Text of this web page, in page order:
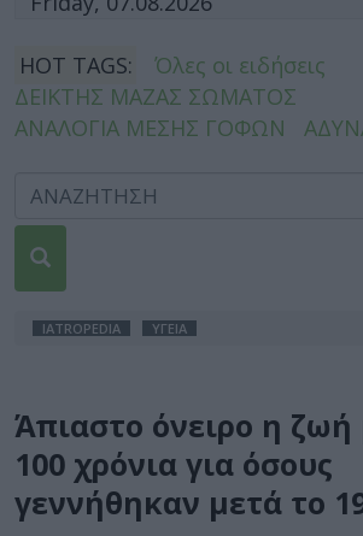
HOT TAGS:
Όλες οι ειδήσεις
ΔΕΙΚΤΗΣ ΜΑΖΑΣ ΣΩΜΑΤΟΣ
ΑΝΑΛΟΓΙΑ ΜΕΣΗΣ ΓΟΦΩΝ
IATROPEDIA ΥΓΕΙΑ
Άπιαστο όνειρο η ζωή
100 χρόνια για όσους
γεννήθηκαν μετά το